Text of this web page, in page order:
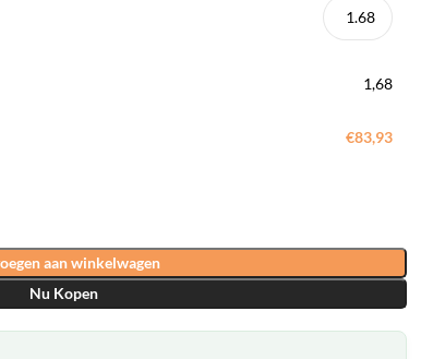
1,68
€83,93
aan winkelwagen
Nu Kopen